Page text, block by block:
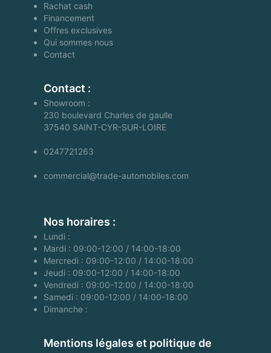
Rachat cash
Financement
Offres exclusives
Qui sommes nous
Contact
Contact :
Showroom :
230 boulevard Charles de gaulle
37540 SAINT-CYR-SUR-LOIRE
0247721263
commercial@trade-automobiles.com
Nos horaires :
Lundi :
Mardi : 09:00-12:00 / 14:00-18:00
Mercredi : 09:00-12:00 / 14:00-18:00
Jeudi : 09:00-12:00 / 14:00-18:00
Vendredi : 09:00-12:00 / 14:00-18:00
Samedi : 09:00-12:00 / 14:00-18:00
Dimanche :
Mentions légales et politique de